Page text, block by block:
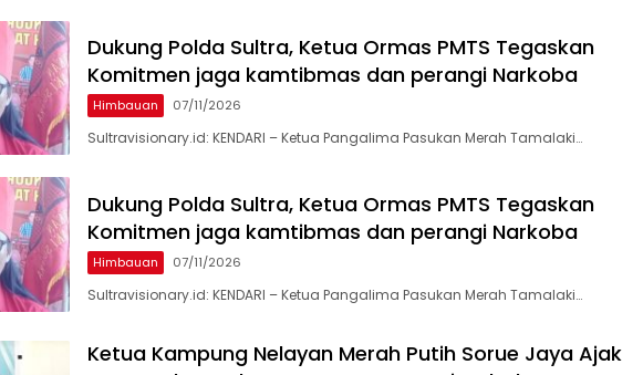
Dukung Polda Sultra, Ketua Ormas PMTS Tegaskan
Komitmen jaga kamtibmas dan perangi Narkoba
Himbauan 07/11/2026
‎Sultravisionary.id: KENDARI – Ketua Pangalima Pasukan Merah Tamalaki…
Dukung Polda Sultra, Ketua Ormas PMTS Tegaskan
Komitmen jaga kamtibmas dan perangi Narkoba
Himbauan 07/11/2026
Sultravisionary.id: ‎KENDARI – Ketua Pangalima Pasukan Merah Tamalaki…
Ketua Kampung Nelayan Merah Putih Sorue Jaya Ajak